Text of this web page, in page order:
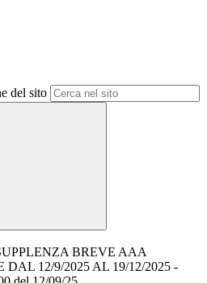
del sito
BREVE AAA
12/9/2025 AL 19/12/2025 -